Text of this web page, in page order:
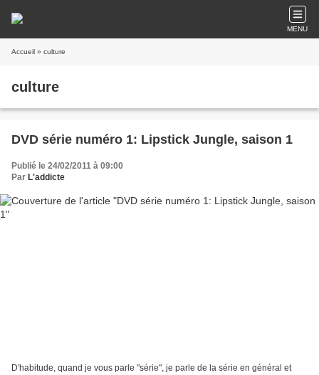
MENU
Accueil » culture
culture
DVD série numéro 1: Lipstick Jungle, saison 1
Publié le 24/02/2011 à 09:00
Par L'addicte
D'habitude, quand je vous parle "série", je parle de la série en général et